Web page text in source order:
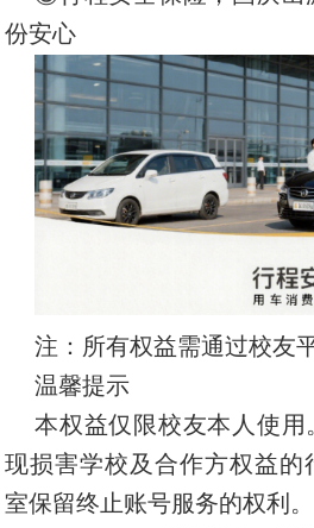
份安心
注：所有权益需通过校友
温馨提示
本权益仅限校友本人使用
现损害学校及合作方权益的
室保留终止账号服务的权利。